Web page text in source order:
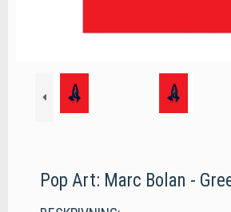
Pop Art: Marc Bolan -